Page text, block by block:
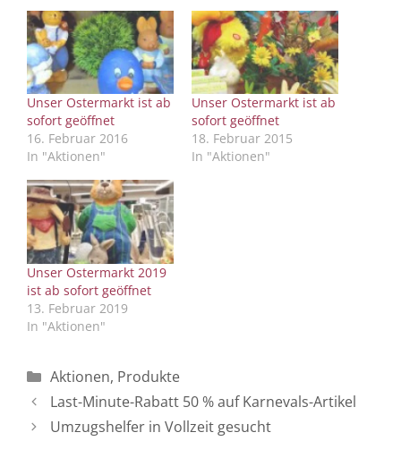
Unser Ostermarkt ist ab
sofort geöffnet
16. Februar 2016
In "Aktionen"
Unser Ostermarkt ist ab
sofort geöffnet
18. Februar 2015
In "Aktionen"
Unser Ostermarkt 2019
ist ab sofort geöffnet
13. Februar 2019
In "Aktionen"
Kategorien
Aktionen, Produkte
Last-Minute-Rabatt 50 % auf Karnevals-Artikel
Umzugshelfer in Vollzeit gesucht